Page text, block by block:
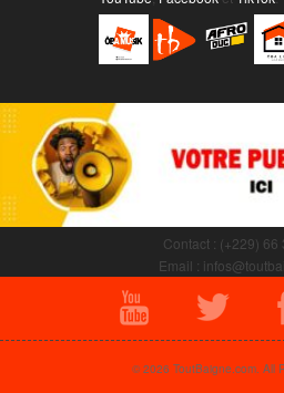
Contact : (+229) 66
Email :
© 2026 ToutBaigne.com. All